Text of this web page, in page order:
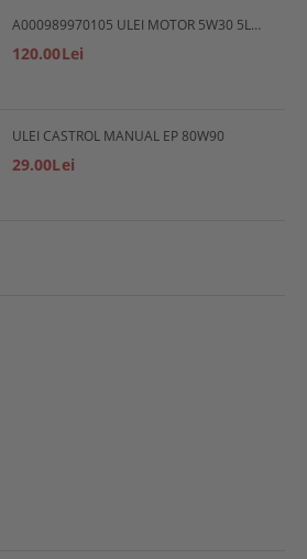
A000989970105 ULEI MOTOR 5W30 5L MERCEDES
120.00Lei
ULEI CASTROL MANUAL EP 80W90
29.00Lei